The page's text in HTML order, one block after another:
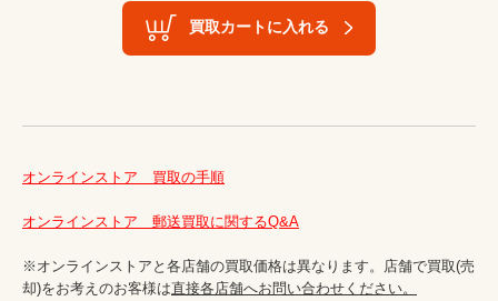
買取カートに入れる
オンラインストア　買取の手順
オンラインストア　郵送買取に関するQ&A
※オンラインストアと各店舗の買取価格は異なります。店舗で買取(売
却)をお考えのお客様は直接各店舗へお問い合わせください。